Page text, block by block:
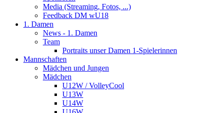
Media (Streaming, Fotos, ...)
Feedback DM wU18
1. Damen
News - 1. Damen
Team
Portraits unser Damen 1-Spielerinnen
Mannschaften
Mädchen und Jungen
Mädchen
U12W / VolleyCool
U13W
U14W